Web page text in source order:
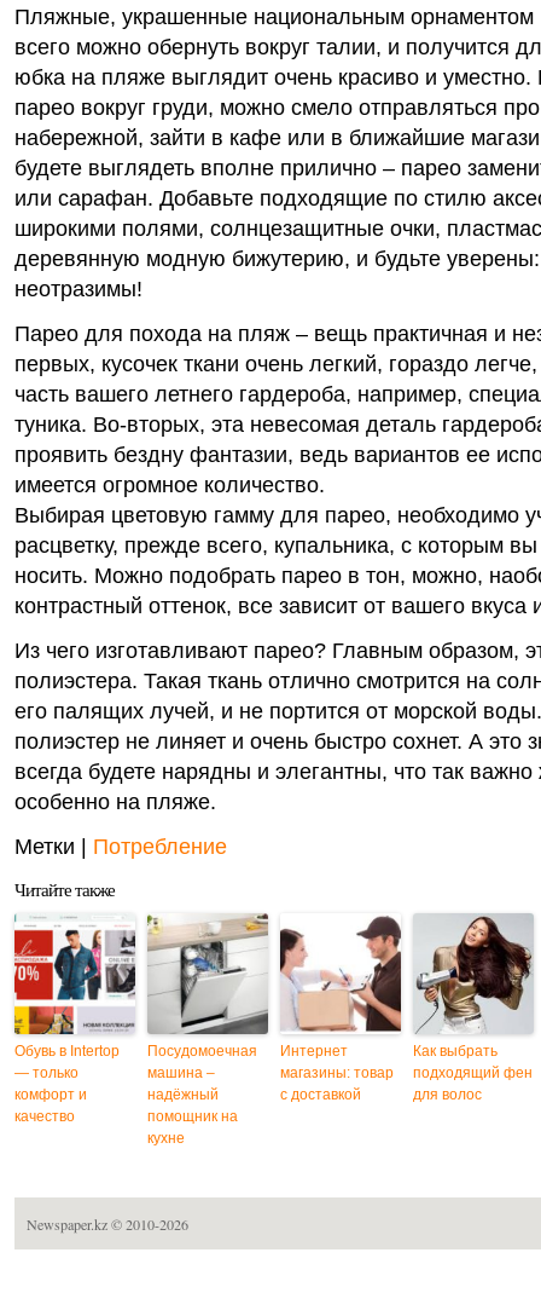
Пляжные, украшенные национальным орнаментом
всего можно обернуть вокруг талии, и получится
юбка на пляже выглядит очень красиво и уместно.
парео вокруг груди, можно смело отправляться
набережной, зайти в кафе или в ближайшие
будете выглядеть вполне прилично – парео
или сарафан. Добавьте подходящие по стилю
широкими полями, солнцезащитные очки,
деревянную модную бижутерию, и будьте
неотразимы!
Парео для похода на пляж – вещь практичная и
первых, кусочек ткани очень легкий, гораздо
часть вашего летнего гардероба, например,
туника. Во-вторых, эта невесомая деталь
проявить бездну фантазии, ведь вариантов ее
имеется огромное количество.
Выбирая цветовую гамму для парео, необходимо
расцветку, прежде всего, купальника, с которым
носить. Можно подобрать парео в тон, можно,
контрастный оттенок, все зависит от вашего вкуса
Из чего изготавливают парео? Главным образом,
полиэстера. Такая ткань отлично смотрится на
его палящих лучей, и не портится от морской
полиэстер не линяет и очень быстро сохнет. А это
всегда будете нарядны и элегантны, что так
особенно на пляже.
Метки | Потребление
Читайте также
Обувь в Intertop
— только
комфорт и
качество
Посудомоечная
машина –
надёжный
помощник на
кухне
Интернет
магазины: товар
с доставкой
Как выбрать
подходящий фен
для волос
Newspaper.kz© 2010-2026